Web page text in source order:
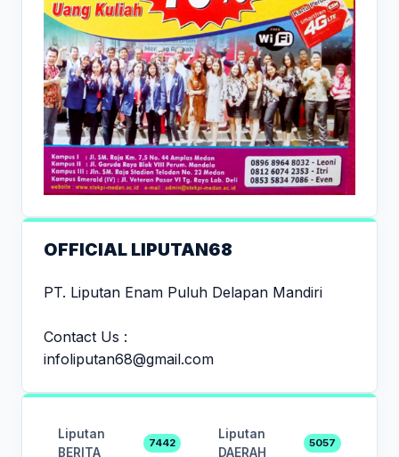
OFFICIAL LIPUTAN68
PT. Liputan Enam Puluh Delapan Mandiri
Contact Us :
infoliputan68@gmail.com
Liputan
BERITA
7442
Liputan
DAERAH
5057